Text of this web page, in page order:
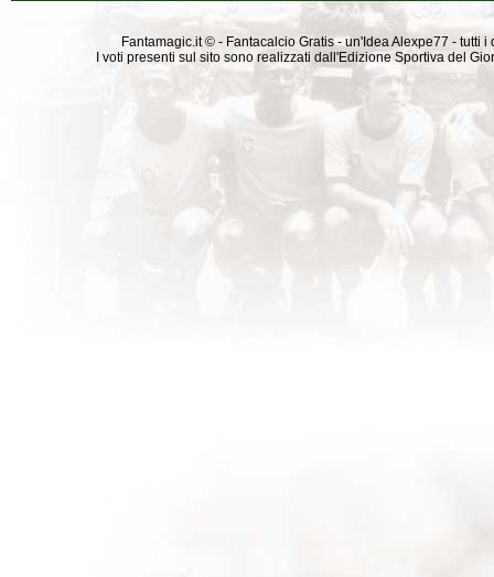
Fantamagic.it © - Fantacalcio Gratis - un'Idea Alexpe77 -
I voti presenti sul sito sono realizzati dall'Edizione Sportiva del